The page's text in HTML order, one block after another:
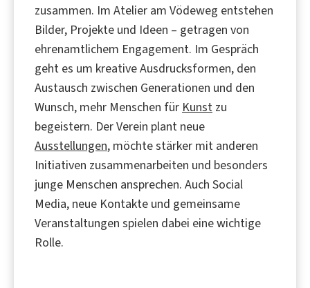
zusammen. Im Atelier am Vödeweg entstehen
Bilder, Projekte und Ideen – getragen von
ehrenamtlichem Engagement. Im Gespräch
geht es um kreative Ausdrucksformen, den
Austausch zwischen Generationen und den
Wunsch, mehr Menschen für Kunst zu
begeistern. Der Verein plant neue
Ausstellungen, möchte stärker mit anderen
Initiativen zusammenarbeiten und besonders
junge Menschen ansprechen. Auch Social
Media, neue Kontakte und gemeinsame
Veranstaltungen spielen dabei eine wichtige
Rolle.